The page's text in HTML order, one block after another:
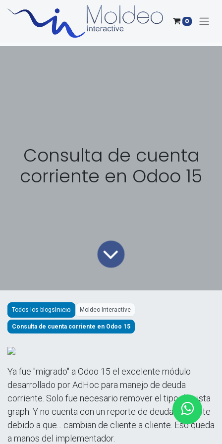
0
Consulta de cuenta
corriente en Odoo 15
Todos los blogs Moldeo Interactive
Consulta de cuenta corriente en Odoo 15
Ya fue "migrado" a Odoo 15 el excelente módulo
desarrollado por AdHoc para manejo de deuda
corriente. Solo fue necesario remover el tipo de vista
graph. Y no cuenta con un reporte de deuda corriente
debido a que... cambian de cliente a cliente. Eso queda
a manos del implementador.